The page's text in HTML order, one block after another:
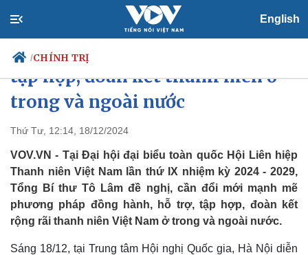
English
/CHÍNH TRỊ
Chính trị
Tổ chức nhân sự
Quốc hội
Nhận diện sự thật
Tin 24h
Dự báo thời tiết
Giáo dục
Dấu ấn VOV
Việc làm
Biển đảo
Đổi mới mạnh mẽ phương pháp
tập hợp, đoàn kết thanh niên ở
trong và ngoài nước
Thứ Tư, 12:14, 18/12/2024
VOV.VN - Tại Đại hội đại biểu toàn quốc Hội Liên hiệp
Thanh niên Việt Nam lần thứ IX nhiệm kỳ 2024 - 2029,
Tổng Bí thư Tô Lâm đề nghị, cần đổi mới mạnh mẽ
phương pháp đồng hành, hỗ trợ, tập hợp, đoàn kết
rộng rãi thanh niên Việt Nam ở trong và ngoài nước.
Sáng 18/12, tại Trung tâm Hội nghị Quốc gia, Hà Nội diễn